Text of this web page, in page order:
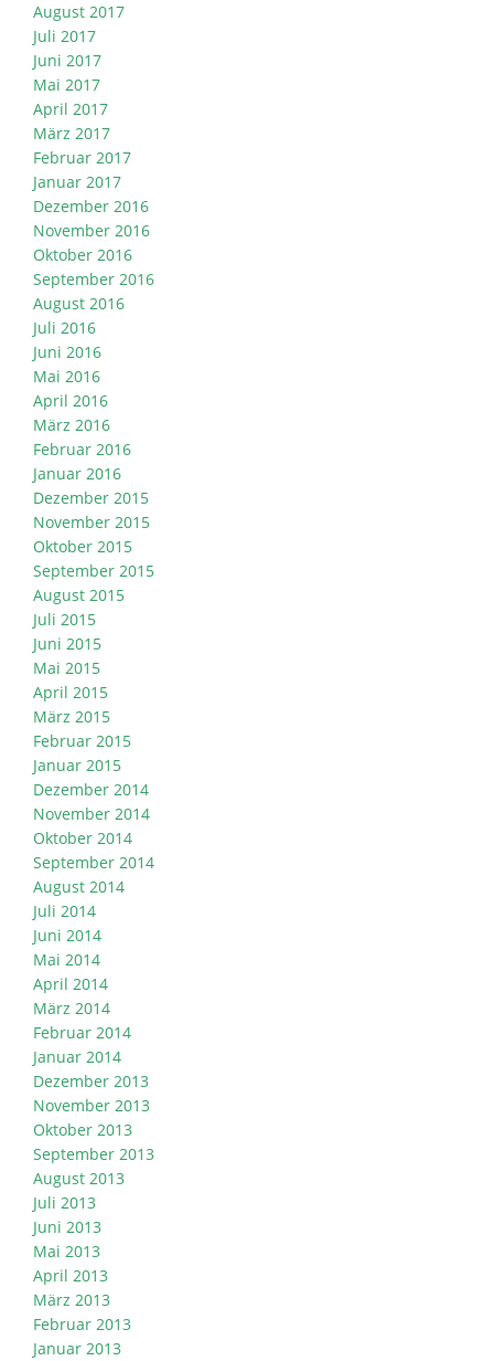
August 2017
Juli 2017
Juni 2017
Mai 2017
April 2017
März 2017
Februar 2017
Januar 2017
Dezember 2016
November 2016
Oktober 2016
September 2016
August 2016
Juli 2016
Juni 2016
Mai 2016
April 2016
März 2016
Februar 2016
Januar 2016
Dezember 2015
November 2015
Oktober 2015
September 2015
August 2015
Juli 2015
Juni 2015
Mai 2015
April 2015
März 2015
Februar 2015
Januar 2015
Dezember 2014
November 2014
Oktober 2014
September 2014
August 2014
Juli 2014
Juni 2014
Mai 2014
April 2014
März 2014
Februar 2014
Januar 2014
Dezember 2013
November 2013
Oktober 2013
September 2013
August 2013
Juli 2013
Juni 2013
Mai 2013
April 2013
März 2013
Februar 2013
Januar 2013